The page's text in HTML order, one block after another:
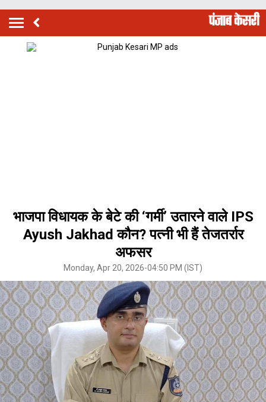
भाजपा विधायक के बेटे की ‘गर्मी’ उतारने वाले IPS
Ayush Jakhad कौन? पत्नी भी हैं तेजतर्रार
अफसर
Monday, Apr 20, 2026-04:50 PM (IST)